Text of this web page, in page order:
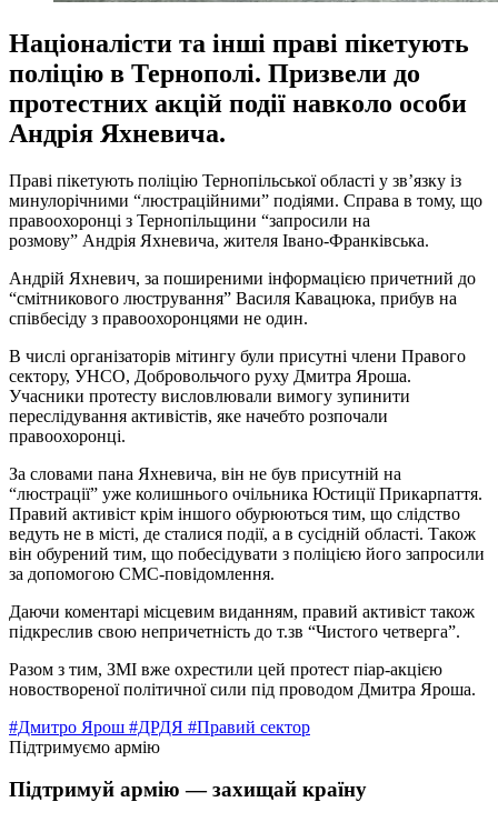
Націоналісти та інші праві пікетують
поліцію в Тернополі. Призвели до
протестних акцій події навколо особи
Андрія Яхневича.
Праві пікетують поліцію Тернопільської області у зв’язку із
минулорічними “люстраційними” подіями. Справа в тому, що
правоохоронці з Тернопільщини “запросили на
розмову” Андрія Яхневича, жителя Івано-Франківська.
Андрій Яхневич, за поширеними інформацією причетний до
“смітникового люстрування” Василя Кавацюка, прибув на
співбесіду з правоохоронцями не один.
В числі організаторів мітингу були присутні члени Правого
сектору, УНСО, Добровольчого руху Дмитра Яроша.
Учасники протесту висловлювали вимогу зупинити
переслідування активістів, яке начебто розпочали
правоохоронці.
За словами пана Яхневича, він не був присутній на
“люстрації” уже колишнього очільника Юстиції Прикарпаття.
Правий активіст крім іншого обурюються тим, що слідство
ведуть не в місті, де сталися події, а в сусідній області. Також
він обурений тим, що побесідувати з поліцією його запросили
за допомогою СМС-повідомлення.
Даючи коментарі місцевим виданням, правий активіст також
підкреслив свою непричетність до т.зв “Чистого четверга”.
Разом з тим, ЗМІ вже охрестили цей протест піар-акцією
новоствореної політичної сили під проводом Дмитра Яроша.
#Дмитро Ярош #ДРДЯ #Правий сектор
Підтримуємо армію
Підтримуй армію — захищай країну